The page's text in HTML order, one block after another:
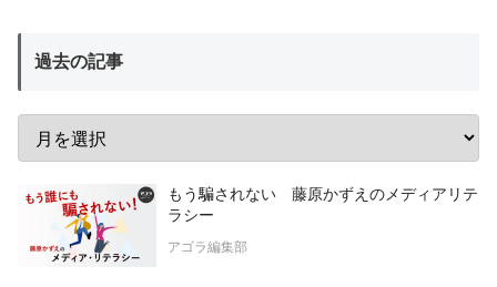
過去の記事
もう騙されない 藤原かずえのメディアリテ
ラシー
アゴラ編集部